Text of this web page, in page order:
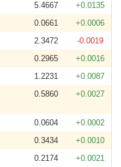
5.4667
+0.0135
0.0661
+0.0006
2.3472
-0.0019
0.2965
+0.0016
1.2231
+0.0087
0.5860 +0.0027
0.0604
+0.0002
0.3434
+0.0010
0.2174
+0.0021